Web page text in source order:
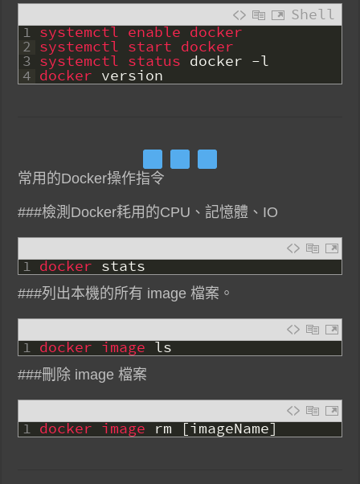
Shell
1
2
3
4
systemctl enable docker
systemctl start docker
systemctl status docker -l
docker version
常用的Docker操作指令
###檢測Docker耗用的CPU、記憶體、IO
1 docker stats
###列出本機的所有 image 檔案。
1 docker image ls
###刪除 image 檔案
1 docker image rm [imageName]